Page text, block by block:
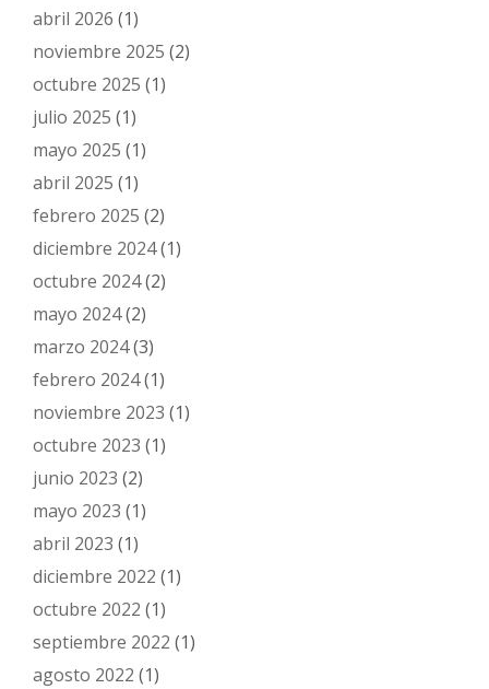
abril 2026 (1)
noviembre 2025 (2)
octubre 2025 (1)
julio 2025 (1)
mayo 2025 (1)
abril 2025 (1)
febrero 2025 (2)
diciembre 2024(1)
octubre 2024(2)
mayo 2024(2)
marzo 2024(3)
febrero 2024(1)
noviembre 2023 (1)
octubre 2023 (1)
junio 2023 (2)
mayo 2023 (1)
abril 2023 (1)
diciembre 2022 (1)
octubre 2022 (1)
septiembre 2022 (1)
agosto 2022 (1)